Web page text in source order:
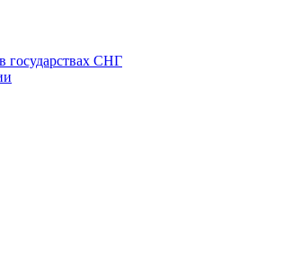
государствах СНГ